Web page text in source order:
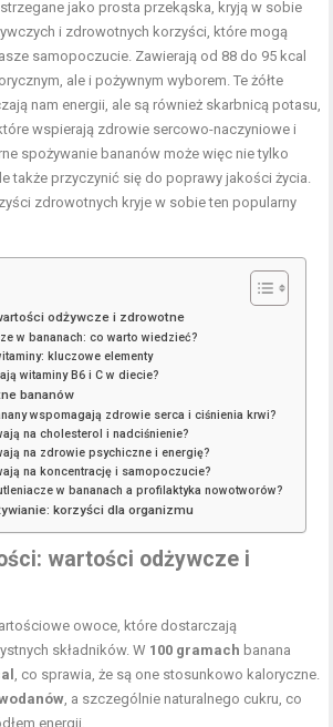
jako prosta przekąska, kryją w sobie
i zdrowotnych korzyści, które mogą
samopoczucie. Zawierają od 88 do 95 kcal
ale i pożywnym wyborem. Te żółte
nam energii, ale są również skarbnicą potasu,
wspierają zdrowie sercowo-naczyniowe i
spożywanie bananów może więc nie tylko
także przyczynić się do poprawy jakości życia.
zdrowotnych kryje w sobie ten popularny
odżywcze i zdrowotne
w bananach: co warto wiedzieć?
kluczowe elementy
witaminy B6 i C w diecie?
bananów
wspomagają zdrowie serca i ciśnienia krwi?
na cholesterol i nadciśnienie?
na zdrowie psychiczne i energię?
na koncentrację i samopoczucie?
w bananach a profilaktyka nowotworów?
korzyści dla organizmu
wartości odżywcze i
owoce, które dostarczają
składników. W 100 gramach banana
, co sprawia, że są one stosunkowo kaloryczne.
, a szczególnie naturalnego cukru, co
energii.